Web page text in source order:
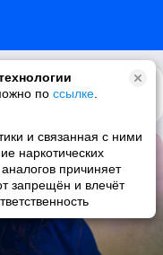
по ссылке
и связанная с ними
наркотических
причиняет
запрещён и влечёт